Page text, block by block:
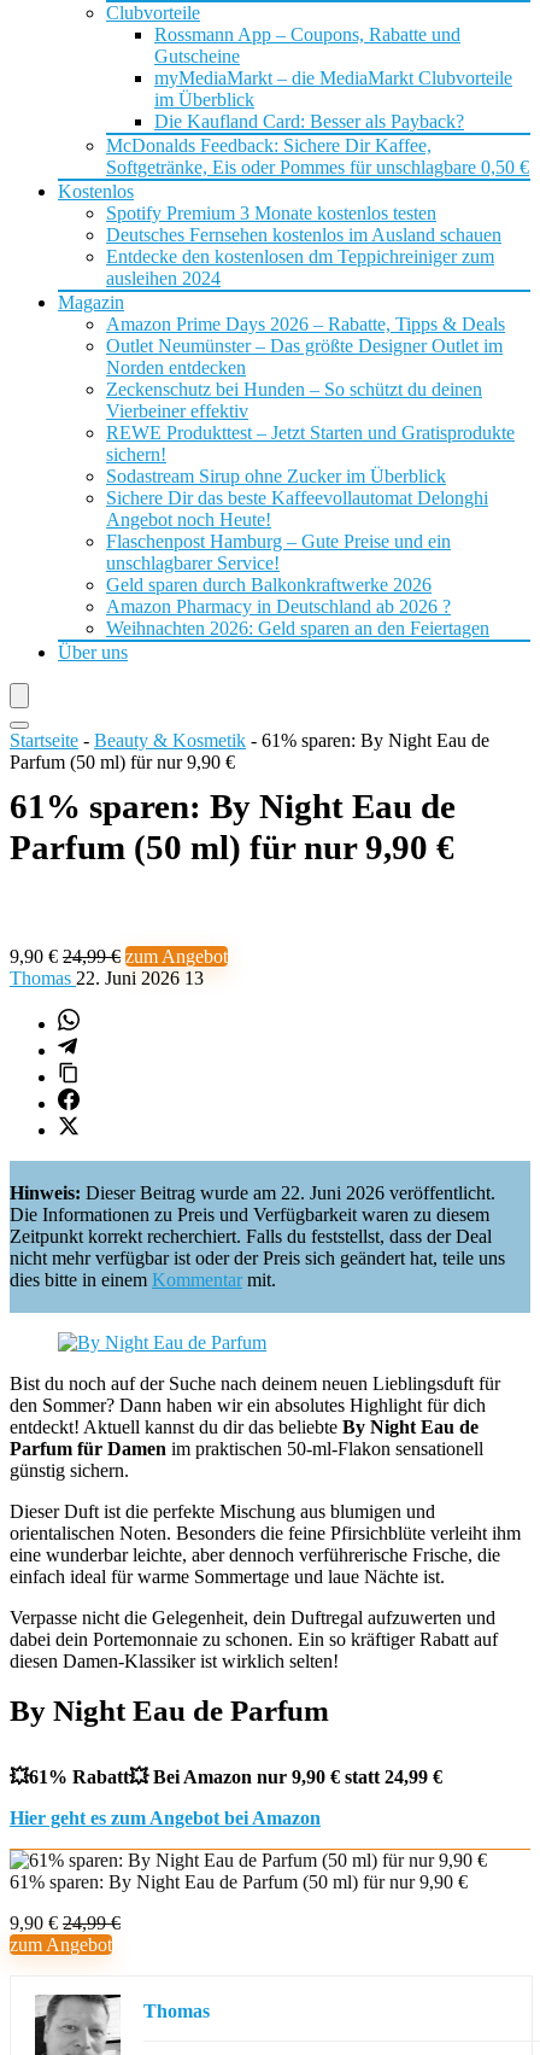
Clubvorteile
Rossmann App – Coupons, Rabatte und
Gutscheine
myMediaMarkt – die MediaMarkt Clubvorteile
im Überblick
Die Kaufland Card: Besser als Payback?
McDonalds Feedback: Sichere Dir Kaffee,
Softgetränke, Eis oder Pommes für unschlagbare 0,50 €
Kostenlos
Spotify Premium 3 Monate kostenlos testen
Deutsches Fernsehen kostenlos im Ausland schauen
Entdecke den kostenlosen dm Teppichreiniger zum
ausleihen 2024
Magazin
Amazon Prime Days 2026 – Rabatte, Tipps & Deals
Outlet Neumünster – Das größte Designer Outlet im
Norden entdecken
Zeckenschutz bei Hunden – So schützt du deinen
Vierbeiner effektiv
REWE Produkttest – Jetzt Starten und Gratisprodukte
sichern!
Sodastream Sirup ohne Zucker im Überblick
Sichere Dir das beste Kaffeevollautomat Delonghi
Angebot noch Heute!
Flaschenpost Hamburg – Gute Preise und ein
unschlagbarer Service!
Geld sparen durch Balkonkraftwerke 2026
Amazon Pharmacy in Deutschland ab 2026 ?
Weihnachten 2026: Geld sparen an den Feiertagen
Über uns
Startseite - Beauty & Kosmetik - 61% sparen: By Night Eau de
Parfum (50 ml) für nur 9,90 €
61% sparen: By Night Eau de
Parfum (50 ml) für nur 9,90 €
9,90 € 24,99 € zum Angebot
Thomas 22. Juni 2026 13
Hinweis: Dieser Beitrag wurde am 22. Juni 2026 veröffentlicht.
Die Informationen zu Preis und Verfügbarkeit waren zu diesem
Zeitpunkt korrekt recherchiert. Falls du feststellst, dass der Deal
nicht mehr verfügbar ist oder der Preis sich geändert hat, teile uns
dies bitte in einem Kommentarmit.
Bist du noch auf der Suche nach deinem neuen Lieblingsduft für
den Sommer? Dann haben wir ein absolutes Highlight für dich
entdeckt! Aktuell kannst du dir das beliebte By Night Eau de
Parfum für Damen im praktischen 50-ml-Flakon sensationell
günstig sichern.
Dieser Duft ist die perfekte Mischung aus blumigen und
orientalischen Noten. Besonders die feine Pfirsichblüte verleiht ihm
eine wunderbar leichte, aber dennoch verführerische Frische, die
einfach ideal für warme Sommertage und laue Nächte ist.
Verpasse nicht die Gelegenheit, dein Duftregal aufzuwerten und
dabei dein Portemonnaie zu schonen. Ein so kräftiger Rabatt auf
diesen Damen-Klassiker ist wirklich selten!
By Night Eau de Parfum
💥61% Rabatt💥 Bei Amazon nur 9,90 € statt 24,99 €
Hier geht es zum Angebot bei Amazon
61% sparen: By Night Eau de Parfum (50 ml) für nur 9,90 €
9,90 € 24,99 €
zum Angebot
Thomas